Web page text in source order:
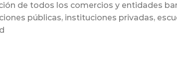
de todos los comercios y entidades
públicas, instituciones privadas,